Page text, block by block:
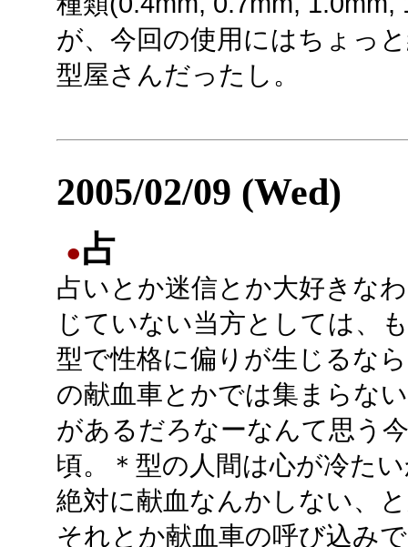
が、今回の使用にはちょっ
型屋さんだったし。
2005/02/09 (Wed)
●占
占いとか迷信とか大好きな
じていない当方としては、
型で性格に偏りが生じるな
の献血車とかでは集まらな
があるだろなーなんて思う
頃。＊型の人間は心が冷た
絶対に献血なんかしない、
それとか献血車の呼び込み